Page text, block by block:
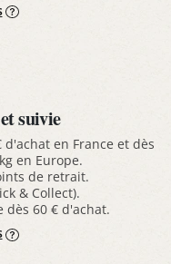
suivie
en France et dès
en Europe.
de retrait.
& Collect).
dès 60 € d'achat.